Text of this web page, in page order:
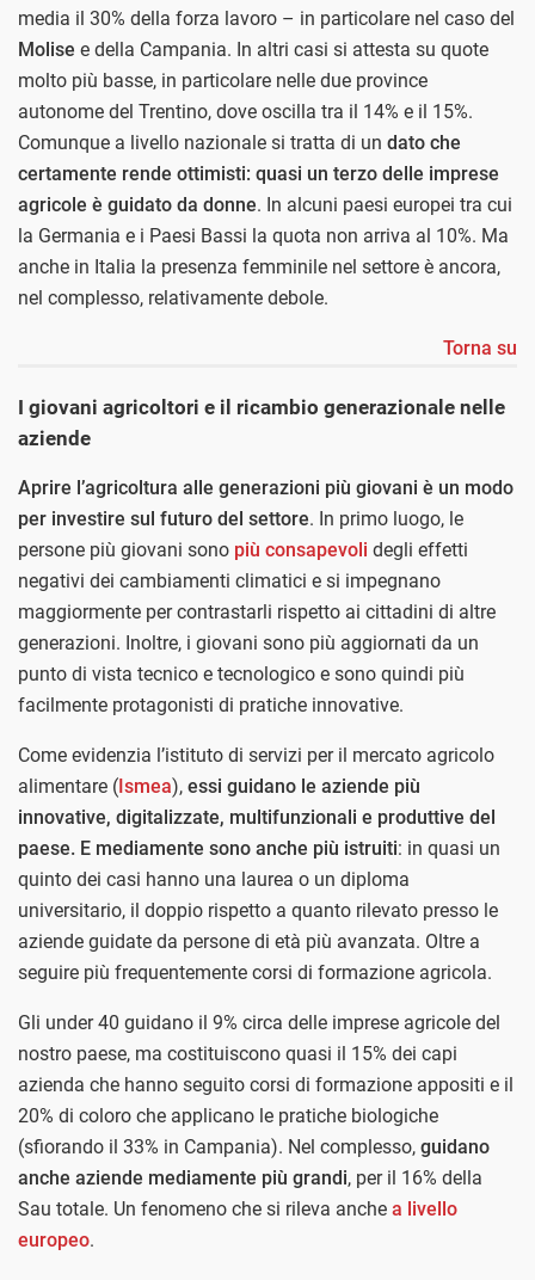
media il 30% della forza lavoro – in particolare nel caso del
Molise e della Campania. In altri casi si attesta su quote
molto più basse, in particolare nelle due province
autonome del Trentino, dove oscilla tra il 14% e il 15%.
Comunque a livello nazionale si tratta di un dato che
certamente rende ottimisti: quasi un terzo delle imprese
agricole è guidato da donne. In alcuni paesi europei tra cui
la Germania e i Paesi Bassi la quota non arriva al 10%. Ma
anche in Italia la presenza femminile nel settore è ancora,
nel complesso, relativamente debole.
Torna su
I giovani agricoltori e il ricambio generazionale nelle
aziende
Aprire l’agricoltura alle generazioni più giovani è un modo
per investire sul futuro del settore. In primo luogo, le
persone più giovani sono più consapevoli degli effetti
negativi dei cambiamenti climatici e si impegnano
maggiormente per contrastarli rispetto ai cittadini di altre
generazioni. Inoltre, i giovani sono più aggiornati da un
punto di vista tecnico e tecnologico e sono quindi più
facilmente protagonisti di pratiche innovative.
Come evidenzia l’istituto di servizi per il mercato agricolo
alimentare (Ismea), essi guidano le aziende più
innovative, digitalizzate, multifunzionali e produttive del
paese. E mediamente sono anche più istruiti: in quasi un
quinto dei casi hanno una laurea o un diploma
universitario, il doppio rispetto a quanto rilevato presso le
aziende guidate da persone di età più avanzata. Oltre a
seguire più frequentemente corsi di formazione agricola.
Gli under 40 guidano il 9% circa delle imprese agricole del
nostro paese, ma costituiscono quasi il 15% dei capi
azienda che hanno seguito corsi di formazione appositi e il
20% di coloro che applicano le pratiche biologiche
(sfiorando il 33% in Campania). Nel complesso, guidano
anche aziende mediamente più grandi, per il 16% della
Sau totale. Un fenomeno che si rileva anche a livello
europeo.